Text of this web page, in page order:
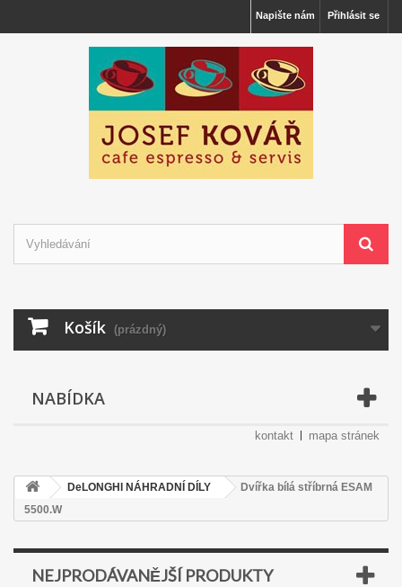
Přihlásit se
Napište nám
Košík (prázdný)
NABÍDKA
kontakt mapa stránek
DeLONGHI NÁHRADNÍ DÍLY
Dvířka bílá stříbrná ESAM
5500.W
NEJPRODÁVANĚJŠÍ PRODUKTY